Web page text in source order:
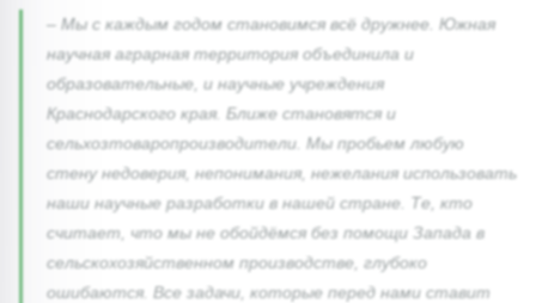
– Мы с каждым годом становимся всё дружнее. Южная
научная аграрная территория объединила и
образовательные, и научные учреждения
Краснодарского края. Ближе становятся и
сельхозтоваропроизводители. Мы пробьем любую
стену недоверия, непонимания, нежелания использовать
наши научные разработки в нашей стране. Те, кто
считает, что мы не обойдёмся без помощи Запада в
сельскохозяйственном производстве, глубоко
ошибаются. Все задачи, которые перед нами ставит